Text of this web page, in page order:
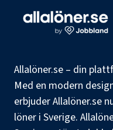
Allalöner.se – din
Med en modern
erbjuder Allalöner.se
löner i Sverige.